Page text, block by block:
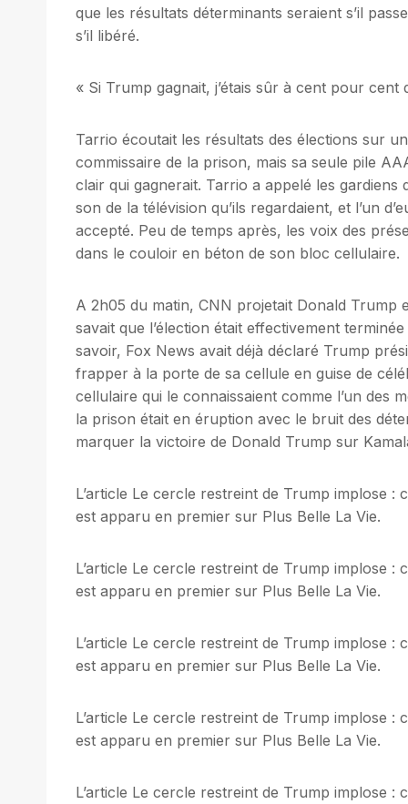
que les résultats déterminants seraient s’il
s’il libéré.
« Si Trump gagnait, j’étais sûr à cent pour cent
Tarrio écoutait les résultats des élections sur
commissaire de la prison, mais sa seule pile
clair qui gagnerait. Tarrio a appelé les gardiens
son de la télévision qu’ils regardaient, et l’un
accepté. Peu de temps après, les voix des
dans le couloir en béton de son bloc cellulaire.
A 2h05 du matin, CNN projetait Donald Trump
savait que l’élection était effectivement
savoir, Fox News avait déjà déclaré Trump
frapper à la porte de sa cellule en guise de
cellulaire qui le connaissaient comme l’un des
la prison était en éruption avec le bruit des
marquer la victoire de Donald Trump sur
L’article Le cercle restreint de Trump implose
est apparu en premier sur Plus Belle La Vie.
L’article Le cercle restreint de Trump implose
est apparu en premier sur Plus Belle La Vie.
L’article Le cercle restreint de Trump implose
est apparu en premier sur Plus Belle La Vie.
L’article Le cercle restreint de Trump implose
est apparu en premier sur Plus Belle La Vie.
L’article Le cercle restreint de Trump implose